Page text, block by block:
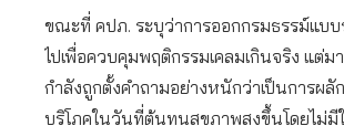
ขณะที่ คปภ. ระบุว่าการออกกรมธรรม์แบบ
ไปเพื่อควบคุมพฤติกรรมเคลมเกินจริง แต่ม
กำลังถูกตั้งคำถามอย่างหนักว่าเป็นการผลั
บริโภคในวันที่ต้นทุนสุขภาพสูงขึ้นโดยไม่มี